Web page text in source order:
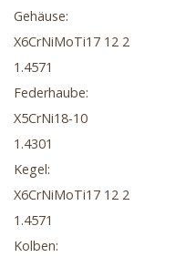
Gehäuse:
X6CrNiMoTi17 12 2
1.4571
Federhaube:
X5CrNi18-10
1.4301
Kegel:
X6CrNiMoTi17 12 2
1.4571
Kolben: